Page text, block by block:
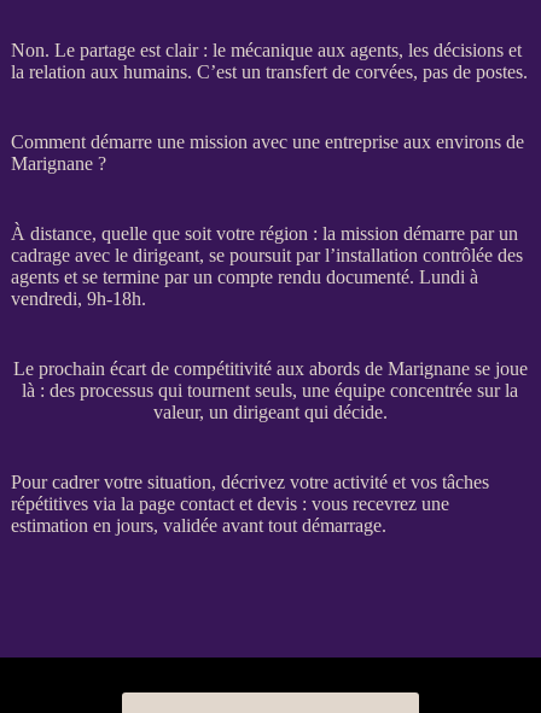
Non. Le partage est clair : le mécanique aux agents, les décisions et
la relation aux humains. C’est un transfertde corvées, pas de postes.
Comment démarre une mission avec une entreprise aux environs de
Marignane ?
À distance, quelle que soit votre région : la mission démarre par un
cadrageavec le dirigeant, se poursuit par l’installation contrôlée des
agentset se termine par un compte rendu documenté. Lundi à
vendredi, 9h-18h.
Le prochain écart de compétitivité aux abords de Marignane se joue
là : des processus qui tournent seuls, une équipe concentrée sur la
valeur, un dirigeant qui décide.
Pourcadrervotre situation, décrivez votre activité et vos tâches
répétitives via la page contact et devis: vous recevrez une
estimation en jours, validée avant tout démarrage.